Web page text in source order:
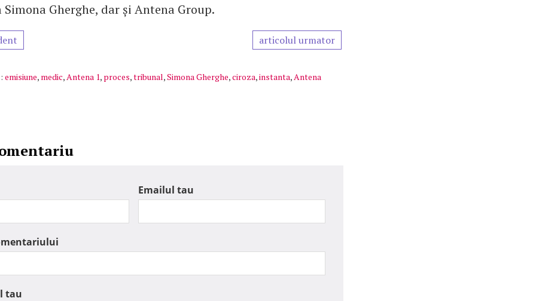
Gherghe, dar și Antena Group.
articolul urmator
emisiune, medic,Antena 1, proces,tribunal,Simona Gherghe,ciroza,instanta,Antena
Emailul tau
tau